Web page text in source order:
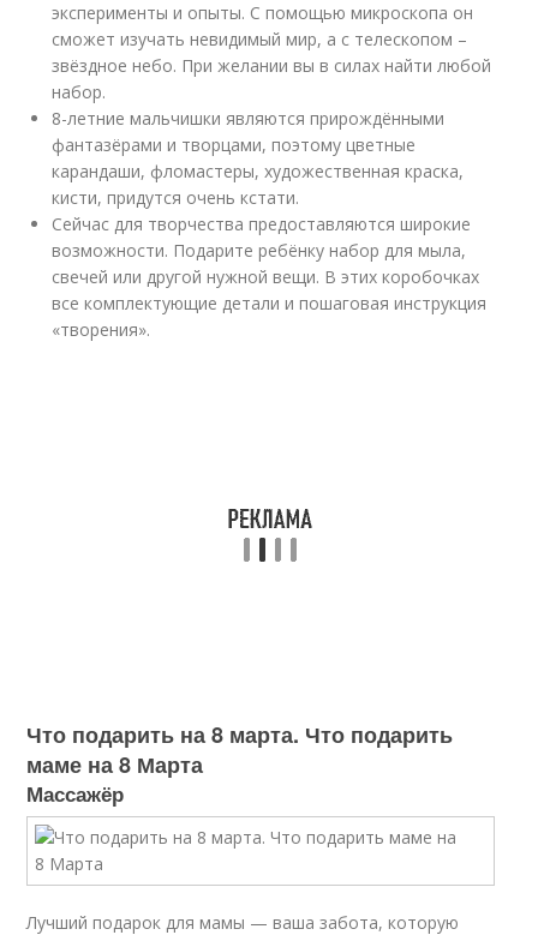
эксперименты и опыты. С помощью микроскопа он
сможет изучать невидимый мир, а с телескопом –
звёздное небо. При желании вы в силах найти любой
набор.
8-летние мальчишки являются прирождёнными
фантазёрами и творцами, поэтому цветные
карандаши, фломастеры, художественная краска,
кисти, придутся очень кстати.
Сейчас для творчества предоставляются широкие
возможности. Подарите ребёнку набор для мыла,
свечей или другой нужной вещи. В этих коробочках
все комплектующие детали и пошаговая инструкция
«творения».
Что подарить на 8 марта. Что подарить
маме на 8 Марта
Массажёр
Лучший подарок для мамы — ваша забота, которую